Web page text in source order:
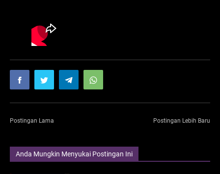
Postingan Lama Postingan Lebih Baru
Anda Mungkin Menyukai Postingan Ini